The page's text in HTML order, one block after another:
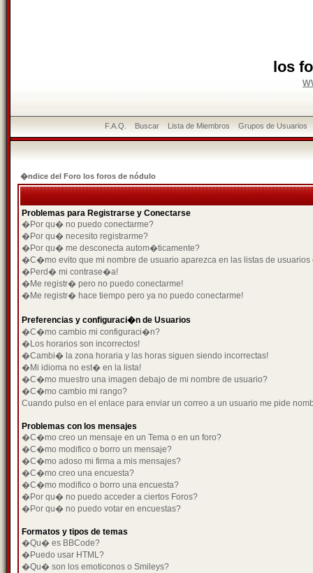
los
F.A.Q. Buscar Lista de Miembros Grupos de Usuarios
�ndice del Foro los foros de nódulo
Problemas para Registrarse y Conectarse
�Por qu� no puedo conectarme?
�Por qu� necesito registrarme?
�Por qu� me desconecta autom�ticamente?
�C�mo evito que mi nombre de usuario aparezca en las listas de usuarios
�Perd� mi contrase�a!
�Me registr� pero no puedo conectarme!
�Me registr� hace tiempo pero ya no puedo conectarme!
Preferencias y configuraci�n de Usuarios
�C�mo cambio mi configuraci�n?
�Los horarios son incorrectos!
�Cambi� la zona horaria y las horas siguen siendo incorrectas!
�Mi idioma no est� en la lista!
�C�mo muestro una imagen debajo de mi nombre de usuario?
�C�mo cambio mi rango?
Cuando pulso en el enlace para enviar un correo a un usuario me pide
Problemas con los mensajes
�C�mo creo un mensaje en un Tema o en un foro?
�C�mo modifico o borro un mensaje?
�C�mo adoso mi firma a mis mensajes?
�C�mo creo una encuesta?
�C�mo modifico o borro una encuesta?
�Por qu� no puedo acceder a ciertos Foros?
�Por qu� no puedo votar en encuestas?
Formatos y tipos de temas
�Qu� es BBCode?
�Puedo usar HTML?
�Qu� son los emoticonos o Smileys?